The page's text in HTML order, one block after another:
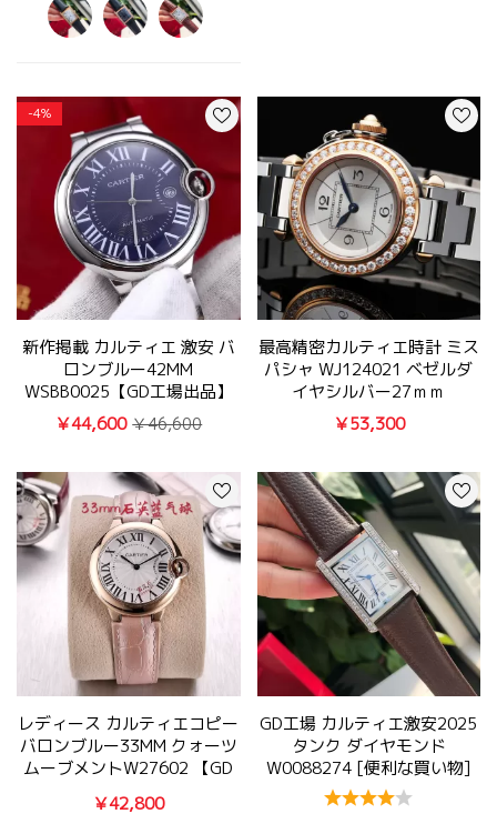
-4%
新作掲載 カルティエ 激安 バ
ロンブルー42MM
WSBB0025【GD工場出品】
￥44,600 ￥46,600
最高精密カルティエ時計 ミス
パシャ WJ124021 ベゼルダ
イヤシルバー27ｍｍ
￥53,300
レディース カルティエコピー
バロンブルー33MM クォーツ
ムーブメントw27602 【GD
￥42,800
GD工場 カルティエ激安2025
タンク ダイヤモンド
W0088274 [便利な買い物]